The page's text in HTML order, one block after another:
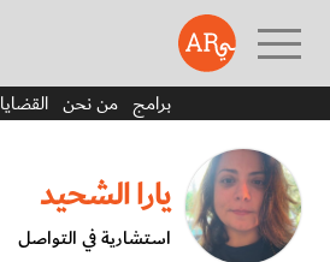
برامج من نحن القضايا
يارا الشحيد
استشارية في التواصل